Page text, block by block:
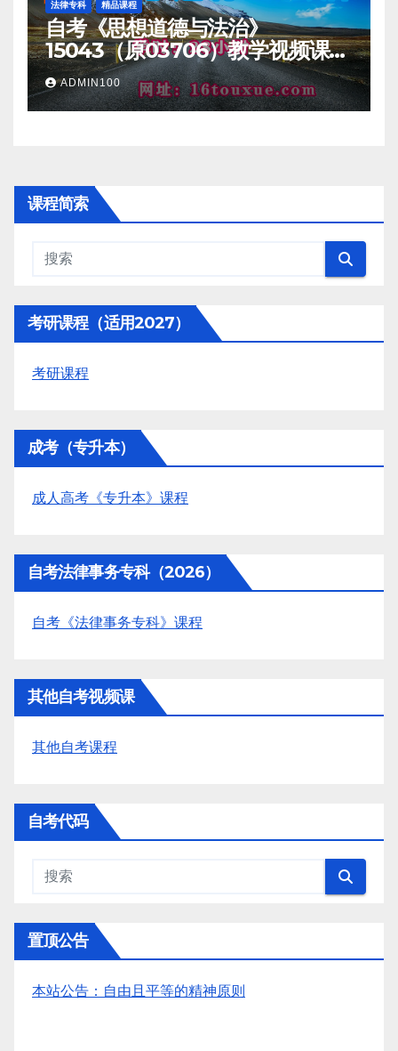
法律专科 精品课程
自考《思想道德与法治》
15043（原03706）教学视频课程
一路偷学网
ADMIN100
课程简索
考研课程（适用2027）
考研课程
成考（专升本）
成人高考《专升本》课程
自考法律事务专科（2026）
自考《法律事务专科》课程
其他自考视频课
其他自考课程
自考代码
置顶公告
本站公告：自由且平等的精神原则